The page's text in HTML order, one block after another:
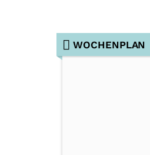
WOCHENPLAN